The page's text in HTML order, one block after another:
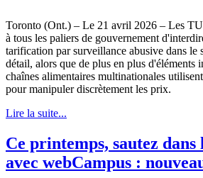
Toronto (Ont.) – Le 21 avril 2026 – Les
à tous les paliers de gouvernement
tarification par surveillance abusive dans le
détail, alors que de plus en plus d'éléments
chaînes alimentaires multinationales
pour manipuler discrètement les prix.
Lire la suite...
Ce printemps, sautez dans
avec webCampus :